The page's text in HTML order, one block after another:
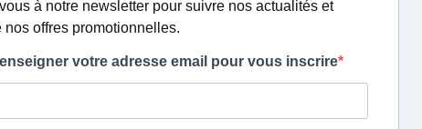
individuelles des chais
samedi de 9h à 12h
14h à 18h